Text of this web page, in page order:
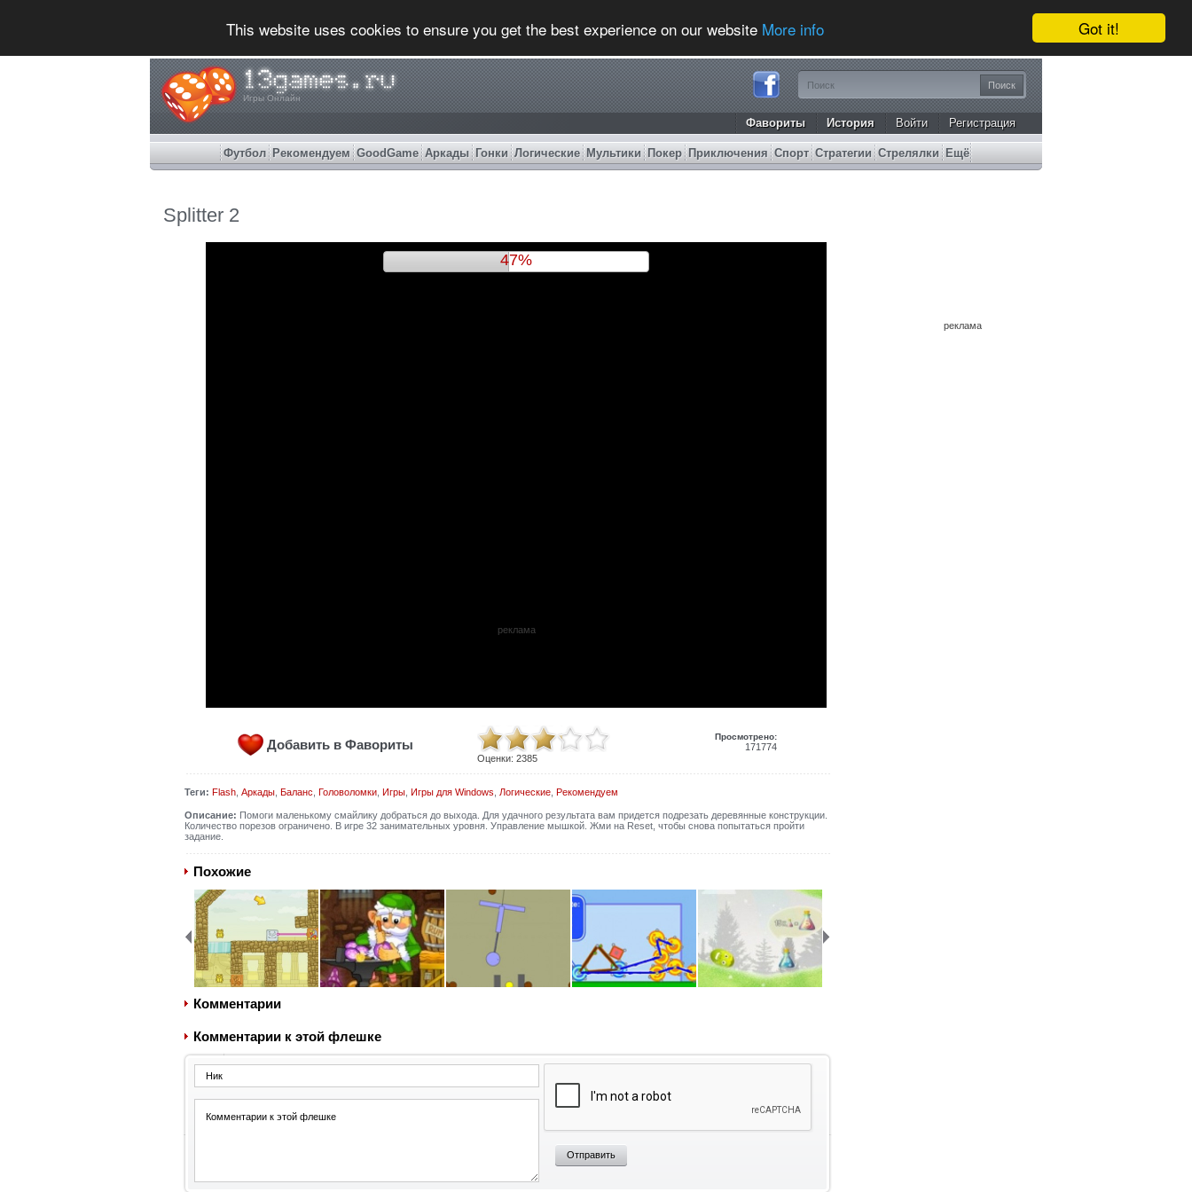
Got it!
This website uses cookies to ensure you get the best experience on our website More info
Игры Онлайн
Фавориты История Войти Регистрация
Футбол Рекомендуем GoodGame Аркады Гонки Логические Мультики Покер Приключения Спорт Стратегии Стрелялки Ещё
Splitter 2
51%
реклама
Добавить в Фавориты
Оценки: 2385
Просмотрено:
171774
Теги: Flash, Аркады, Баланс Головоломки, Игры, Игры для Windows Логические, Рекомендуем
Описание: Помоги маленькому смайлику добраться до выхода. Для удачного результата вам придется подрезать деревянные конструкции.
Количество порезов ограничено. В игре 32 занимательных уровня. Управление мышкой. Жми на Reset, чтобы снова попытаться пройти
задание.
Похожие
Комментарии
Комментарии к этой флешке
Отправить
реклама